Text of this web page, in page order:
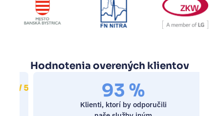
Hodnotenia overených klientov
93 %
Klienti, ktorí by odporučili